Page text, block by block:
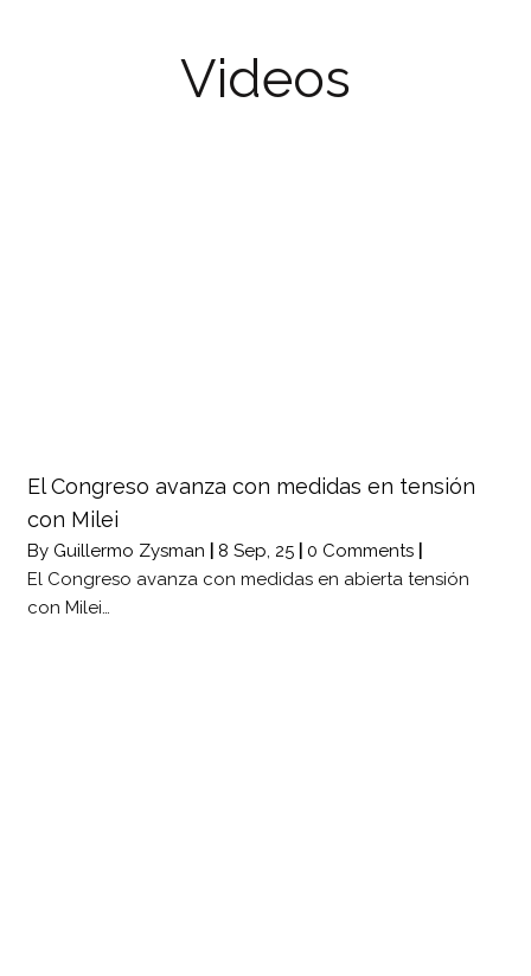
Videos
El Congreso avanza con medidas en tensión
con Milei
By Guillermo Zysman 8 Sep, 25 0 Comments
El Congreso avanza con medidas en abierta tensión
con Milei…